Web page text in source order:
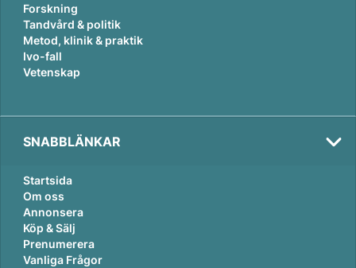
Forskning
Tandvård & politik
Metod, klinik & praktik
Ivo-fall
Vetenskap
SNABBLÄNKAR
Startsida
Om oss
Annonsera
Köp & Sälj
Prenumerera
Vanliga Frågor